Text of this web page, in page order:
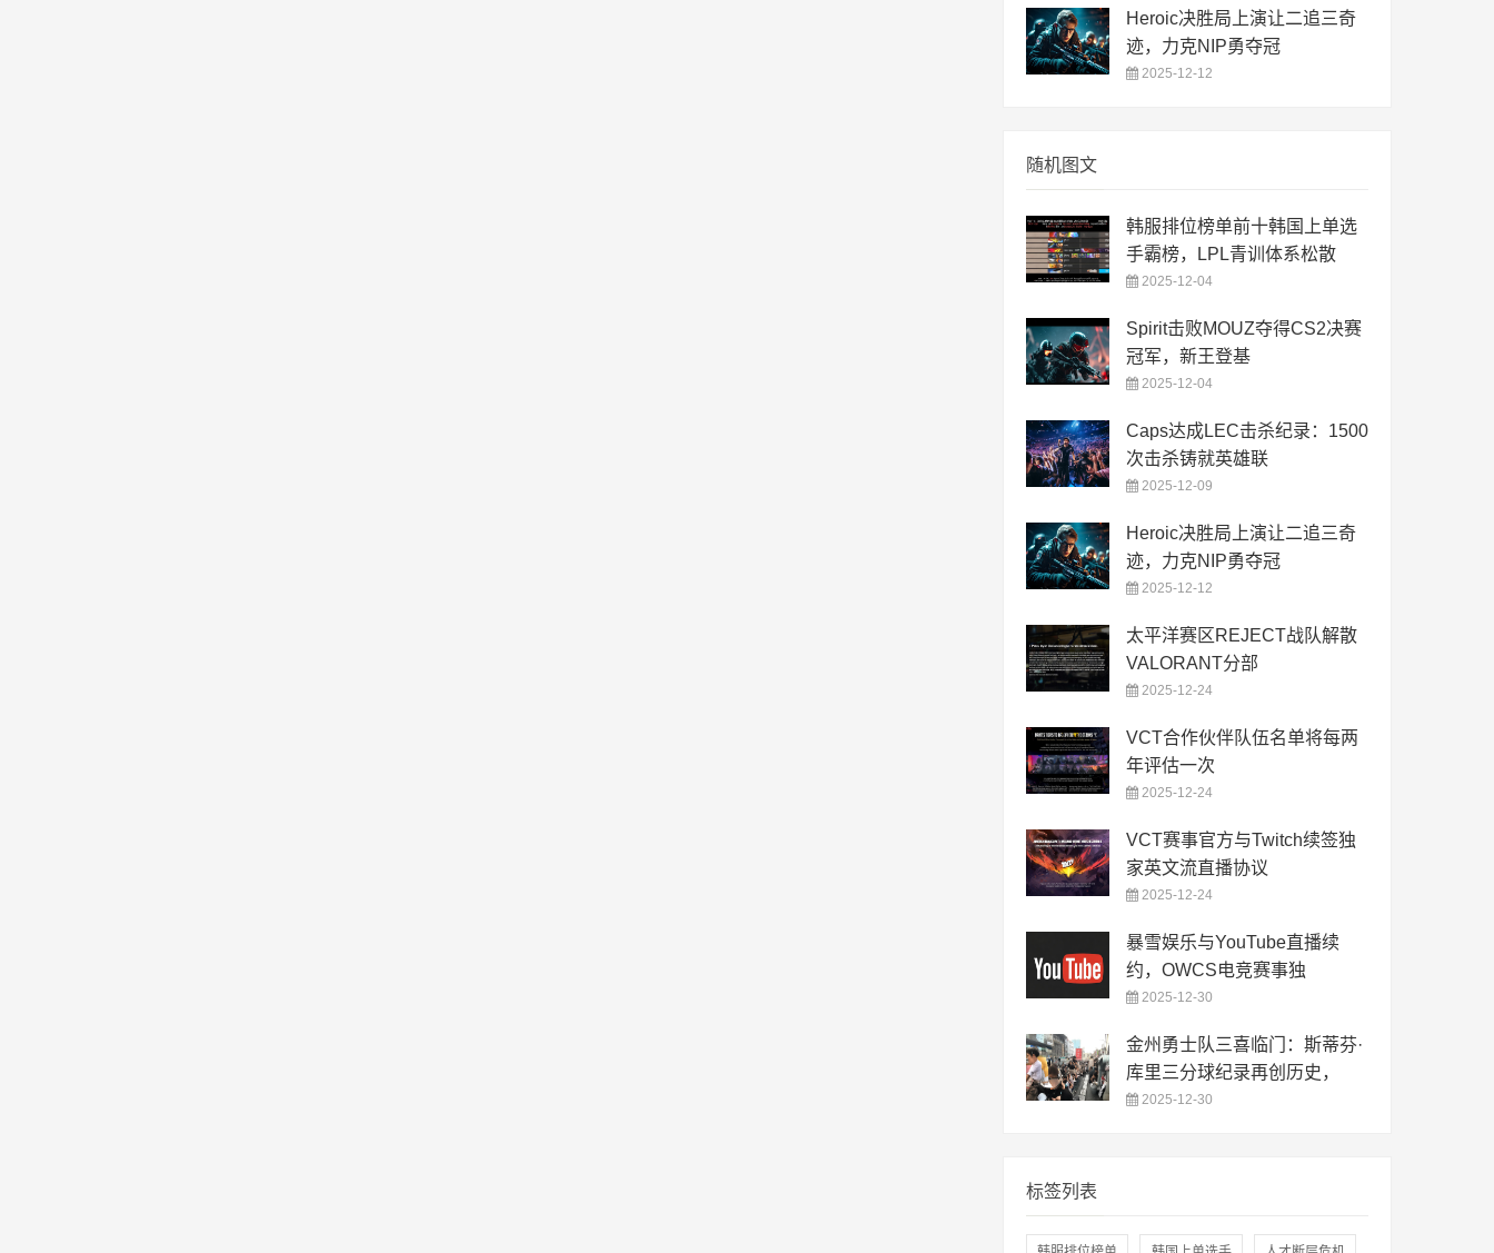
Heroic决胜局上演让二追三奇
迹，力克NIP勇夺冠
2025-12-12
随机图文
韩服排位榜单前十韩国上单选
手霸榜，LPL青训体系松散
2025-12-04
Spirit击败MOUZ夺得CS2决赛
冠军，新王登基
2025-12-04
Caps达成LEC击杀纪录：1500
次击杀铸就英雄联
2025-12-09
Heroic决胜局上演让二追三奇
迹，力克NIP勇夺冠
2025-12-12
太平洋赛区REJECT战队解散
VALORANT分部
2025-12-24
VCT合作伙伴队伍名单将每两
年评估一次
2025-12-24
VCT赛事官方与Twitch续签独
家英文流直播协议
2025-12-24
暴雪娱乐与YouTube直播续
约，OWCS电竞赛事独
2025-12-30
金州勇士队三喜临门：斯蒂芬·
库里三分球纪录再创历史，
2025-12-30
标签列表